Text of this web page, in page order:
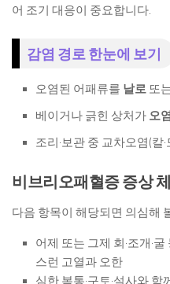
어 조기 대응이 중요합니다.
감염 경로 한눈에 보기
오염된 어패류를 날로 또
베이거나 긁힌 상처가 오
조리·보관 중 교차오염(칼
비브리오패혈증 증상
다음 항목이 해당되면 의심해
어제 또는 그제 회·조개·굴
스런 고열과 오한
심한 복통·구토·설사와 함